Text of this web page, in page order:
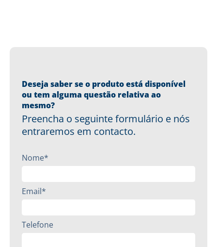
Deseja saber se o produto está disponível
ou tem alguma questão relativa ao
mesmo?
Preencha o seguinte formulário e nós
entraremos em contacto.
Nome*
Email*
Telefone